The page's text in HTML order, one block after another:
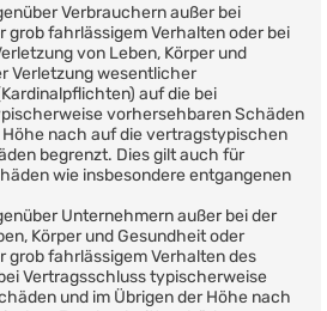
Verbrauchern außer bei
grob fahrlässigem Verhalten oder bei
von Leben, Körper und
Verletzung wesentlicher
auf die bei
vorhersehbaren Schäden
Höhe nach auf die vertragstypischen
begrenzt. Dies gilt auch für
wie insbesondere entgangenen
Unternehmern außer bei der
Körper und Gesundheit oder
grob fahrlässigem Verhalten des
Vertragsschluss typischerweise
und im Übrigen der Höhe nach